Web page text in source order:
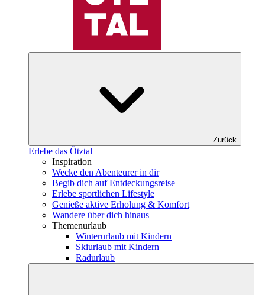
Zurück
Erlebe das Ötztal
Inspiration
Wecke den Abenteurer in dir
Begib dich auf Entdeckungsreise
Erlebe sportlichen Lifestyle
Genieße aktive Erholung & Komfort
Wandere über dich hinaus
Themenurlaub
Winterurlaub mit Kindern
Skiurlaub mit Kindern
Radurlaub